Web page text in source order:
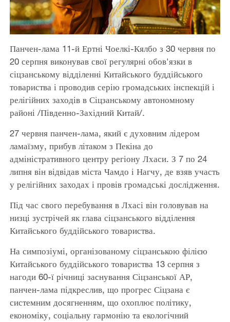
Панчен-лама 11-й Ертні Чоелкі-Кялбо з 30 червня по
20 серпня виконував свої регулярні обов'язки в
сіцзанському відділенні Китайського буддійського
товариства і проводив серію громадських інспекцій і
релігійних заходів в Сіцзанському автономному
районі /Південно-Західний Китай/.
27 червня панчен-лама, який є духовним лідером
ламаїзму, прибув літаком з Пекіна до
адміністративного центру регіону Лхаси. З 7 по 24
липня він відвідав міста Чамдо і Нагчу, де взяв участь
у релігійних заходах і провів громадські дослідження.
Під час свого перебування в Лхасі він головував на
низці зустрічей як глава сіцзанського відділення
Китайського буддійського товариства.
На симпозіумі, організованому сіцзанською філією
Китайського буддійського товариства 13 серпня з
нагоди 60-ї річниці заснування Сіцзанської АР,
панчен-лама підкреслив, що прогрес Сіцзана є
системним досягненням, що охоплює політику,
економіку, соціальну гармонію та екологічний